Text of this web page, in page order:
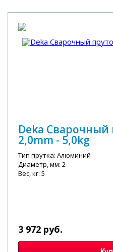
Deka Сварочный
2,0mm - 5,0kg
Тип прутка: Алюминий
Диаметр, мм: 2
Вес, кг: 5
3 972 руб.